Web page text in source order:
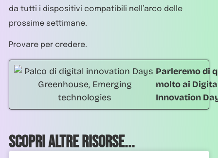
da tutti i dispositivi compatibili nell’arco delle
prossime settimane.
Provare per credere.
Parleremo di
molto ai
Innovation
Scopri altre risorse...